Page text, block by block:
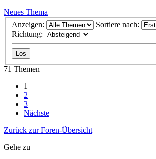
Neues Thema
Anzeigen:
Sortiere nach:
Richtung:
71 Themen
1
2
3
Nächste
Zurück zur Foren-Übersicht
Gehe zu